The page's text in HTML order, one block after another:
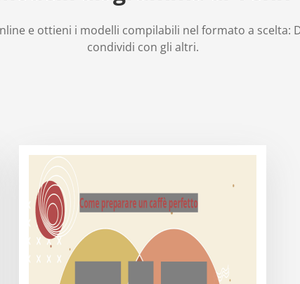
e ottieni i modelli compilabili nel formato a scelta:
condividi con gli altri.